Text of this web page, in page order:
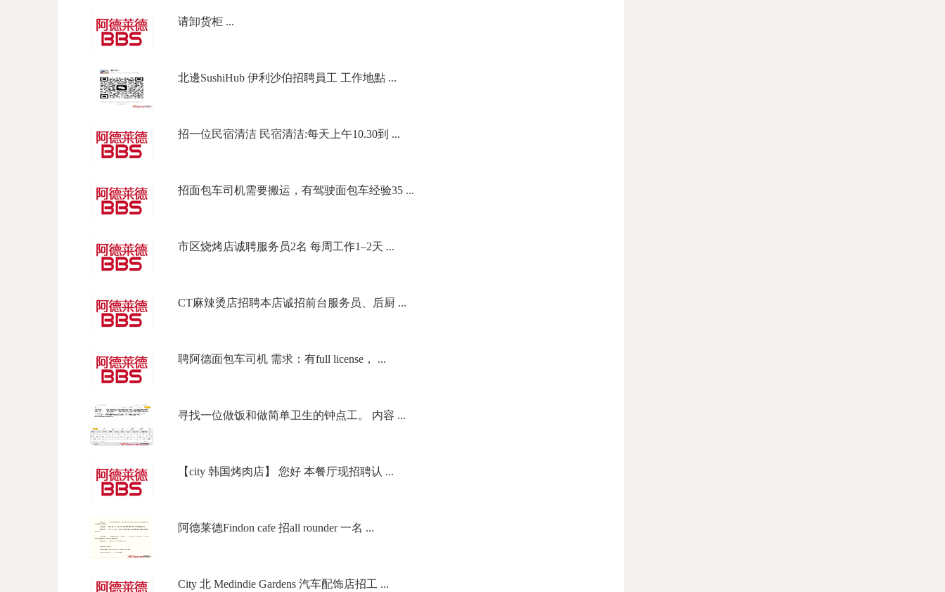
请卸货柜 ...
北邊SushiHub 伊利沙伯招聘員工 工作地點 ...
招一位民宿清洁 民宿清洁:每天上午10.30到 ...
招面包车司机需要搬运，有驾驶面包车经验35 ...
市区烧烤店诚聘服务员2名 每周工作1–2天 ...
CT麻辣烫店招聘本店诚招前台服务员、后厨 ...
聘阿德面包车司机 需求：有full license， ...
寻找一位做饭和做简单卫生的钟点工。 内容 ...
【city 韩国烤肉店】 您好 本餐厅现招聘认 ...
阿德莱德Findon cafe 招all rounder 一名 ...
City 北 Medindie Gardens 汽车配饰店招工 ...